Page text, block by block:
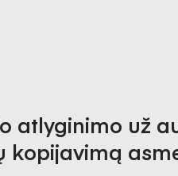
atlyginimo už